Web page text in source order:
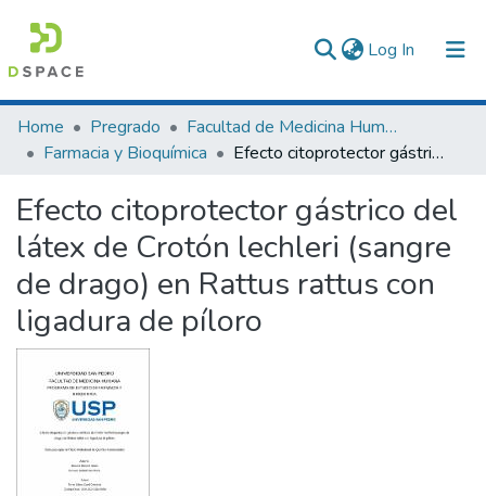
Log In (current)
Communities & Collections
All of DSpace
Statistics
Home Pregrado
Facultad de Medicina Humana
Farmacia y Bioquímica
Efecto citoprotector gástrico del látex de Crotón lechleri (sangre de drago) en Rattus rattus con ligadura de píloro
Efecto citoprotector gástrico del
látex de Crotón lechleri (sangre
de drago) en Rattus rattus con
ligadura de píloro